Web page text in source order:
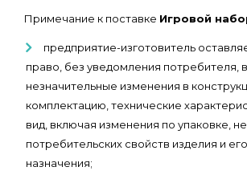
Примечание к поставке Игровой
предприятие-изготовитель
право, без уведомления потребителя,
незначительные изменения в
комплектацию, технические
вид, включая изменения по упаковке,
потребительских свойств изделия и
назначения;